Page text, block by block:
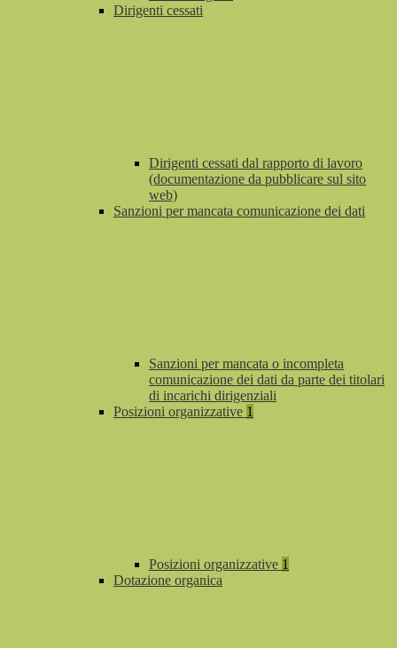
Dirigenti cessati
Dirigenti cessati dal rapporto di lavoro
(documentazione da pubblicare sul sito
web)
Sanzioni per mancata comunicazione dei dati
Sanzioni per mancata o incompleta
comunicazione dei dati da parte dei titolari
di incarichi dirigenziali
Posizioni organizzative 1
Posizioni organizzative 1
Dotazione organica